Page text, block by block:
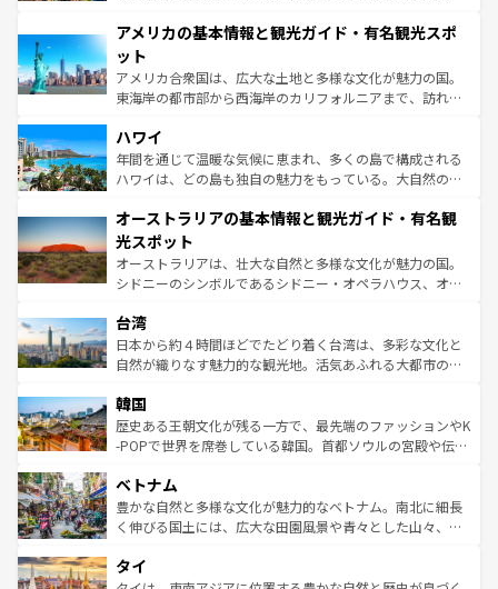
ンツ一覧を参照してほしい。
の建物がそのまま残る町や、スイスならではのユニークな
博物館もあり、アルプス観光だけでなく町歩きも満喫する
ことができる。国民の所得が高いため物価も高いが、旅行
者向けの交通パス提供のサービスもあり、うまく活用すれ
着のスイス情報は
アメリカの基本情報と観光ガイド・有名観光スポ
ット
アメリカ合衆国は、広大な土地と多様な文化が魅力の国。
東海岸の都市部から西海岸のカリフォルニアまで、訪れる
のような巨大都市は、観光、ショッピング、エンターテイ
ンメントが詰まった刺激的なスポットだ。一方、アメリカ
西部には大自然が広がり、グランドキャニオンやイエロー
部のニューオーリンズでは、音楽と美食が融合した独特の
文化が魅力。旅行者はアメリカの各地域で異なる魅力を楽
しみながら、その多様性と豊かな歴史を感じることができ
るだろう。車でのロードトリップや列車の旅も、アメリカ
情報は
ハワイ
年間を通じて温暖な気候に恵まれ、多くの島で構成される
ハワイは、どの島も独自の魅力をもっている。大自然の神
ワイ島は見逃せない。また、定番の観光地といえばオアフ
島だが、静かな自然を求めるならマウイ島やカウアイ島が
おすすめ。エメラルドグリーンに輝く海をはじめ、豊かな
文化や歴史が息づいている。「アロハスピリット」と呼ば
人々、おいしいローカルフードやハワイアンミュージッ
ク、伝統的なフラダンスなど、すべてがハワイの魅力を彩
っている。訪れるたびに新しい発見と感動が待っているハ
はコンテンツ一覧
オーストラリアの基本情報と観光ガイド・有名観
光スポット
オーストラリアは、壮大な自然と多様な文化が魅力の国。
シドニーのシンボルであるシドニー・オペラハウス、オー
リアリーフや大陸中央部にそびえるウルル（エアーズロッ
ク）、タスマニアの美しい原生林やケアンズの熱帯雨林な
ど、見どころがたくさん。また、カフェやワイン、オージ
いる。アクティビティも充実しており、サーフィンやダイ
ビング、ハイキングなど、アウトドア好きにはたまらな
い。オーストラリアの多彩な魅力を存分に味わいつくそ
参照してほしい。
台湾
日本から約４時間ほどでたどり着く台湾は、多彩な文化と
自然が織りなす魅力的な観光地。活気あふれる大都市の台
ン）、静ひつな山岳地帯である台湾東部など、都市の喧騒
と山間の静けさが共存しており、訪れる人に新しい発見と
驚きをもたらしてくれる。また、奥深い台湾の食文化も魅
容にもいいと評判のスイーツなど、バラエティ豊かな料理
が味わえる。 なお、新着の台湾情報は コンテンツ一覧を参
照してほしい。
韓国
歴史ある王朝文化が残る一方で、最先端のファッションやK
-POPで世界を席巻している韓国。首都ソウルの宮殿や伝統
き、地方に足を延ばせば四季折々の自然美を楽しむことが
できる。そして、キムチや焼肉、絶品のストリートフード
まで、さまざまな韓国料理が待っている。夜には、韓国な
リティに包まれながら、韓国の多彩な魅力を心ゆくまで味
わってみてほしい。 なお、新着の韓国情報はコンテンツ一
ベトナム
豊かな自然と多様な文化が魅力的なベトナム。南北に細長
く伸びる国土には、広大な田園風景や青々とした山々、世
急速な発展と共に伝統が息づく。ハノイの古い町並みやホ
タイ